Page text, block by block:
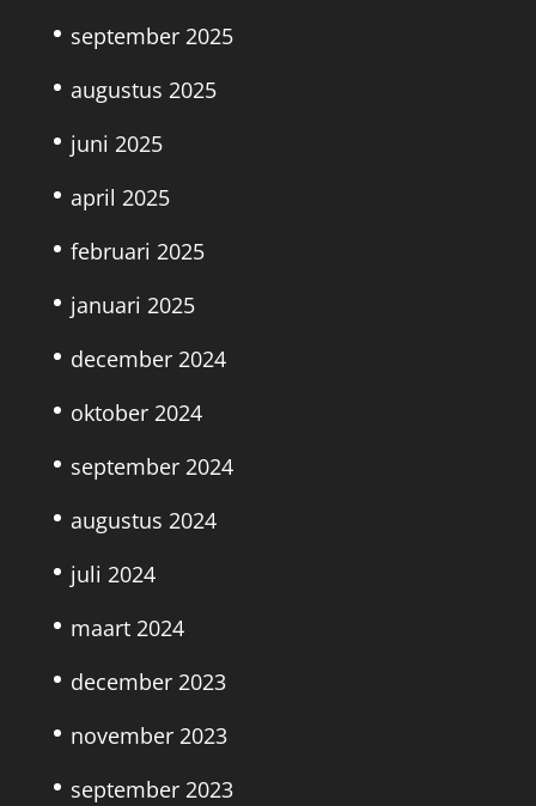
september 2025
augustus 2025
juni 2025
april 2025
februari 2025
januari 2025
december 2024
oktober 2024
september 2024
augustus 2024
juli 2024
maart 2024
december 2023
november 2023
september 2023